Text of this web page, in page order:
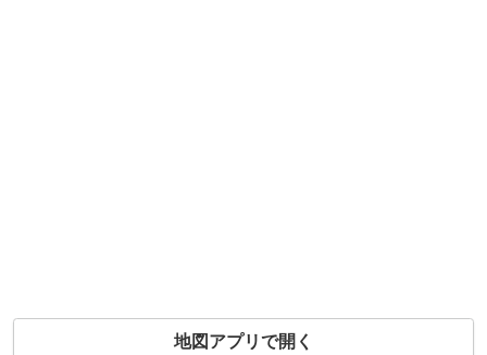
地図アプリで開く